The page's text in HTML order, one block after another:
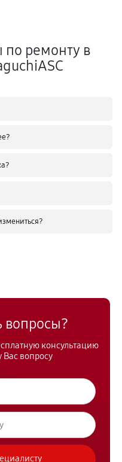
по ремонту в
вопросы?
консультацию
вопросу